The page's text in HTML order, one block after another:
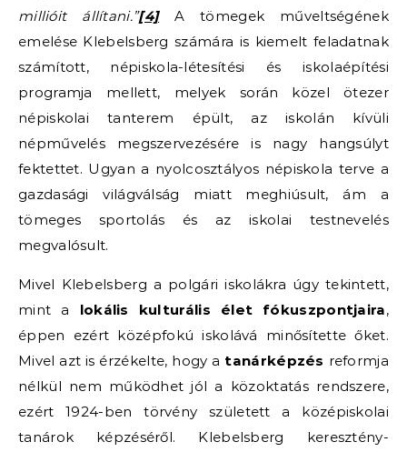
millióit állítani.”[4]
A tömegek műveltségének
emelése Klebelsberg számára is kiemelt feladatnak
számított, népiskola-létesítési és iskolaépítési
programja mellett, melyek során közel ötezer
népiskolai tanterem épült, az iskolán kívüli
népművelés megszervezésére is nagy hangsúlyt
fektettet. Ugyan a nyolcosztályos népiskola terve a
gazdasági világválság miatt meghiúsult, ám a
tömeges sportolás és az iskolai testnevelés
megvalósult.
Mivel Klebelsberg a polgári iskolákra úgy tekintett,
mint a lokális kulturális élet fókuszpontjaira,
éppen ezért középfokú iskolává minősítette őket.
Mivel azt is érzékelte, hogy a tanárképzés reformja
nélkül nem működhet jól a közoktatás rendszere,
ezért 1924-ben törvény született a középiskolai
tanárok képzéséről. Klebelsberg keresztény-